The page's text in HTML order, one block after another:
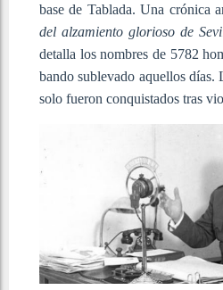
base de Tablada. Una crónica
del alzamiento glorioso de
detalla los nombres de 5782
bando sublevado aquellos días.
solo fueron conquistados tras